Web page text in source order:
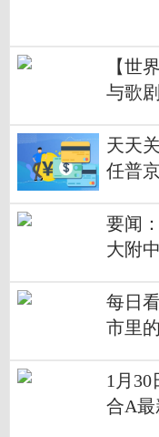
【世
与歌
天天
任普
要闻
大附
每日
市里
1月
合A最